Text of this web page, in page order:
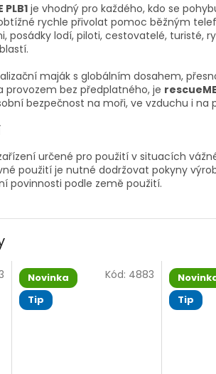
je vhodný pro každého, kdo se
rychle přivolat pomoc běžným
posádky lodí, piloti, cestovatelé, turisté,
maják s globálním dosahem,
provozem bez předplatného, je rescueME
bezpečnost na moři, ve vzduchu i na
určené pro použití v situacích
použití je nutné dodržovat pokyny
povinnosti podle země použití.
Novinka
Tip
Kód: 4883
Tip